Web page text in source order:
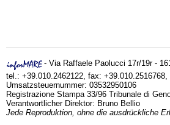
- Via Raffaele Paolucci 17r/19r -
tel.: +39.010.2462122, fax: +39.010.2516768,
Umsatzsteuernummer: 03532950106
Registrazione Stampa 33/96 Tribunale di
Verantwortlicher Direktor: Bruno Bellio
Jede Reproduktion, ohne die ausdrückliche